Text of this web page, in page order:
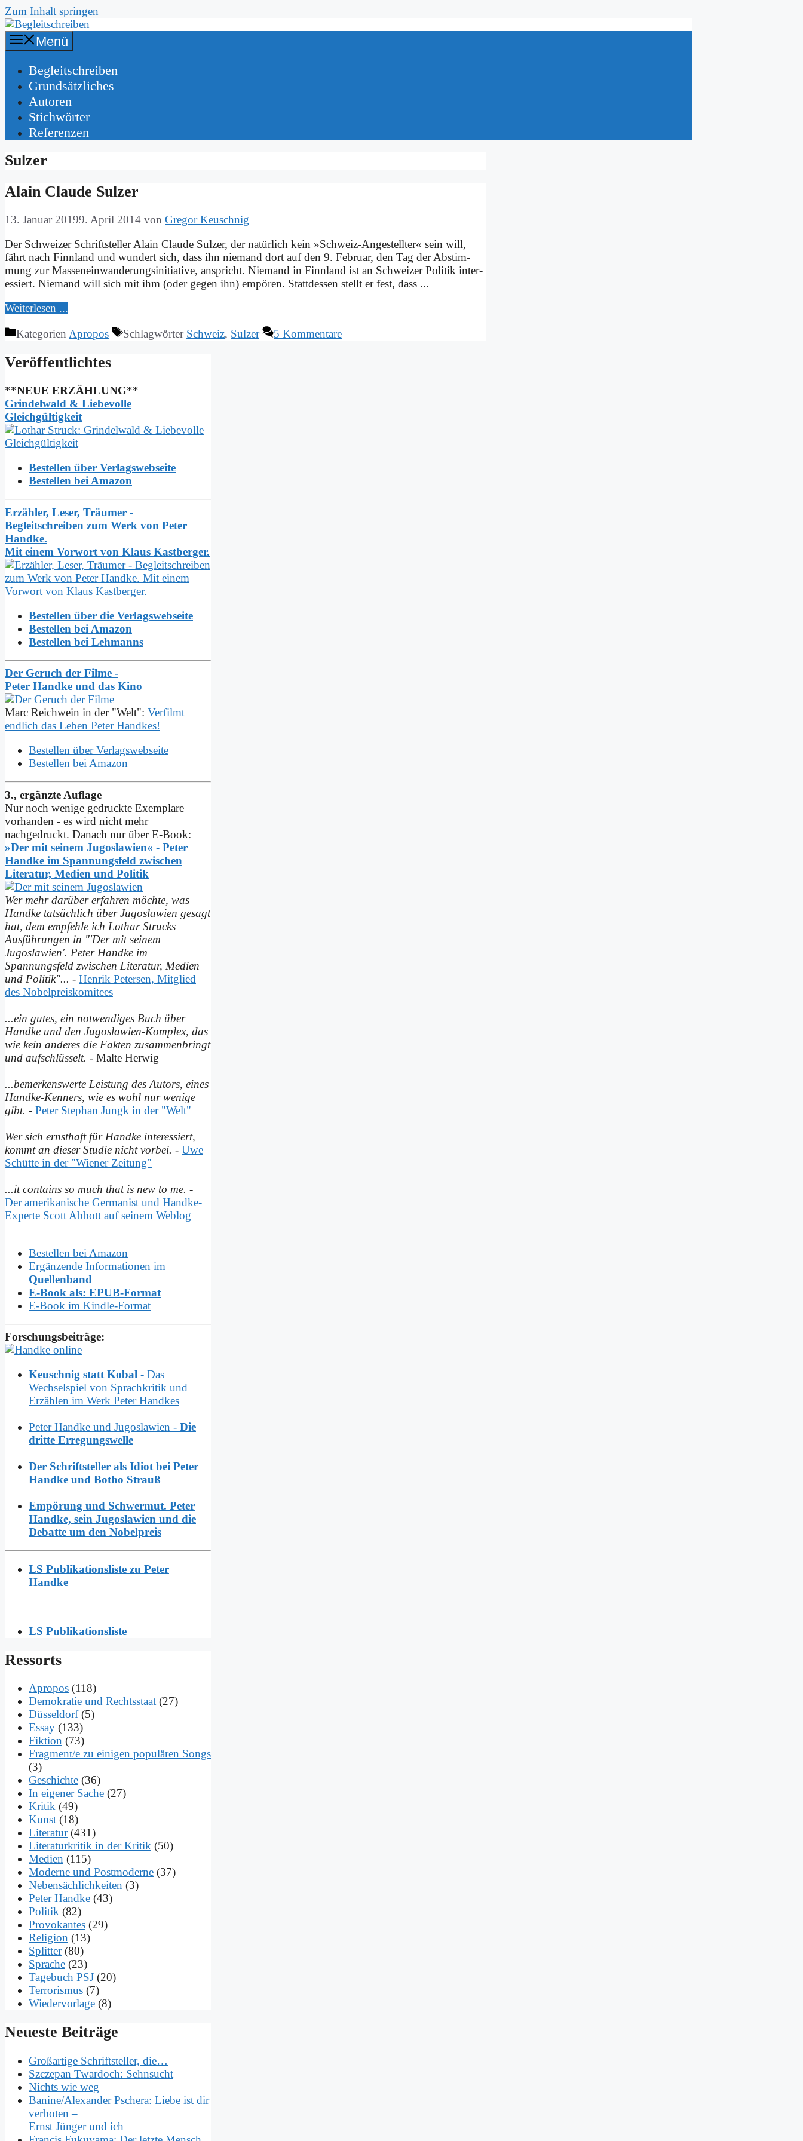
Zum Inhalt springen
Menü
Be­gleit­schrei­ben
Grund­sätz­li­ches
Au­toren
Stich­wör­ter
Re­fe­ren­zen
Sulzer
Alain Clau­de Sul­zer
13. Januar 20199. April 2014 von Gregor Keuschnig
Der Schwei­zer Schrift­stel­ler Alain Clau­de Sul­zer, der na­tür­lich kein »Schweiz-An­­ge­­stel­l­ter« sein will,
fährt nach Finn­land und wun­dert sich, dass ihn nie­mand dort auf den 9. Fe­bru­ar, den Tag der Ab­stim­
mung zur Mas­sen­ein­wan­de­rungs­in­itia­ti­ve, an­spricht. Nie­mand in Finn­land ist an Schwei­zer Po­li­tik in­ter­
es­siert. Nie­mand will sich mit ihm (oder ge­gen ihn) em­pö­ren. Statt­des­sen stellt er fest, dass ...
Wei­ter­le­sen ...
Kategorien Apropos Schlagwörter Schweiz, Sulzer 5 Kommentare
Ver­öf­fent­lich­tes
**NEUE ERZÄHLUNG**
Grindelwald & Liebevolle
Gleichgültigkeit
Bestellen über Verlagswebseite
Bestellen bei Amazon
Erzähler, Leser, Träumer -
Begleitschreiben zum Werk von Peter
Handke.
Mit einem Vorwort von Klaus Kastberger.
Bestellen über die Verlagswebseite
Bestellen bei Amazon
Bestellen bei Lehmanns
Der Geruch der Filme -
Peter Handke und das Kino
Marc Reichwein in der "Welt": Verfilmt
endlich das Leben Peter Handkes!
Bestellen über Verlagswebseite
Bestellen bei Amazon
3., ergänzte Auflage
Nur noch wenige gedruckte Exemplare
vorhanden - es wird nicht mehr
nachgedruckt. Danach nur über E-Book:
»Der mit seinem Jugoslawien« - Peter
Handke im Spannungs­feld zwischen
Literatur, Medien und Politik
Wer mehr darüber erfahren möchte, was
Handke tatsächlich über Jugoslawien gesagt
hat, dem empfehle ich Lothar Strucks
Ausführungen in "'Der mit seinem
Jugoslawien'. Peter Handke im
Spannungsfeld zwischen Literatur, Medien
und Politik"... - Henrik Petersen, Mitglied
des Nobelpreiskomitees
...ein gutes, ein notwendiges Buch über
Handke und den Jugoslawien-Komplex, das
wie kein anderes die Fakten zusammenbringt
und auf­schlüsselt. - Malte Herwig
...bemerkenswerte Leistung des Autors, eines
Handke-Kenners, wie es wohl nur wenige
gibt. - Peter Stephan Jungk in der "Welt"
Wer sich ernsthaft für Handke interessiert,
kommt an dieser Studie nicht vorbei. - Uwe
Schütte in der "Wiener Zeitung"
...it contains so much that is new to me. -
Der amerikanische Germanist und Handke-
Experte Scott Abbott auf seinem Weblog
Bestellen bei Amazon
Ergänzende Informationen im
Quellenband
E-Book als: EPUB-Format
E-Book im Kindle-Format
Forschungsbeiträge:
Keuschnig statt Kobal - Das
Wechselspiel von Sprachkritik und
Erzählen im Werk Peter Handkes
Peter Handke und Jugoslawien - Die
dritte Erregungswelle
Der Schriftsteller als Idiot bei Peter
Handke und Botho Strauß
Empörung und Schwermut. Peter
Handke, sein Jugoslawien und die
Debatte um den Nobelpreis
LS Publikationsliste zu Peter
Handke
LS Publikationsliste
Res­sorts
Apropos (118)
Demokratie und Rechtsstaat (27)
Düsseldorf(5)
Essay (133)
Fiktion (73)
Fragment/e zu einigen populären Songs
(3)
Geschichte (36)
In eigener Sache (27)
Kritik (49)
Kunst (18)
Literatur(431)
Literaturkritik in der Kritik (50)
Medien (115)
Moderne und Postmoderne (37)
Nebensächlichkeiten (3)
Peter Handke (43)
Politik (82)
Provokantes (29)
Religion (13)
Splitter(80)
Sprache (23)
Tagebuch PSJ (20)
Terrorismus (7)
Wiedervorlage (8)
Neue­ste Bei­trä­ge
Groß­ar­ti­ge Schrift­stel­ler, die…
Szc­ze­pan Twar­doch: Sehn­sucht
Nichts wie weg
Banine/Alexander Psche­ra: Lie­be ist dir
ver­bo­ten –
Ernst Jün­ger und ich